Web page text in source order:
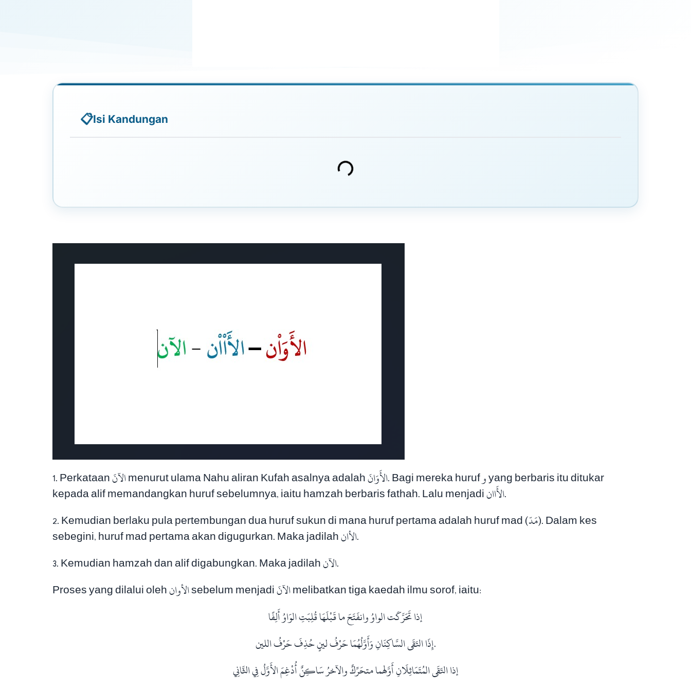
Isi Kandungan
1. Perkataan الآنَ menurut ulama Nahu aliran Kufah asalnya adalah الأَوَانَ. Bagi mereka huruf و yang berbaris itu ditukar
kepada alif memandangkan huruf sebelumnya, iaitu hamzah berbaris fathah. Lalu menjadi الأَاان.
2. Kemudian berlaku pula pertembungan dua huruf sukun di mana huruf pertama adalah huruf mad (مَدّ). Dalam kes
sebegini, huruf mad pertama akan digugurkan. Maka jadilah الأان.
3. Kemudian hamzah dan alif digabungkan. Maka jadilah الآن.
Proses yang dilalui oleh الأوان sebelum menjadi الآنَ melibatkan tiga kaedah ilmu sorof, iaitu:
إذا تَحَرَّكَت الواوُ وانفَتَحَ ما قَبْلَهَا قُلِبَتِ الوَاوُ أَلِفًا
إِذَا التَقَى السَّاكِنَانِ وَأَوَّلُهُمَا حَرْفُ لينٍ حُذِفَ حَرْفُ اللين.
إذا التَقَى المُتَمَاثِلَانِ أَوَّلهما متحَرِّكٌ والآخرُ سَاكِنٌ أُدْغِمَ الأَوَّلُ فِي الثَّانِي